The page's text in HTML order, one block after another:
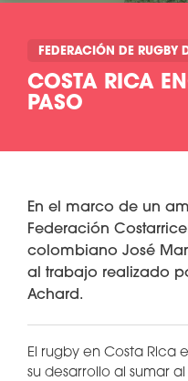
FEDERACIÓN DE RUGBY
COSTA RICA
PASO
En el marco de un
Federación
colombiano José
al trabajo realizado
Achard.
El rugby en Costa Rica
su desarrollo al sumar